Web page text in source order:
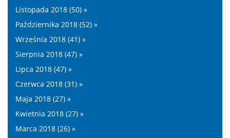
Listopada 2018 (50) »
Października 2018 (52) »
Września 2018 (41) »
Sierpnia 2018 (47) »
Lipca 2018 (47) »
Czerwca 2018 (31) »
Maja 2018 (27) »
Kwietnia 2018 (27) »
Marca 2018 (26) »